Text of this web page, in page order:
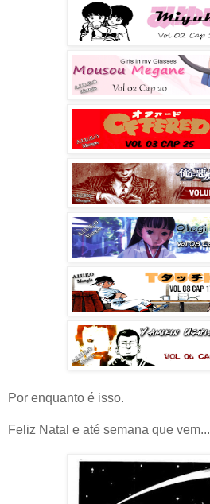
Por enquanto é isso.
Feliz Natal e até semana que vem...